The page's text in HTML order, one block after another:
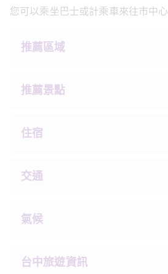
您可以乘坐巴士或計乘車來往市中心
推薦區域
推薦景點
住宿
交通
氣候
台中旅遊資訊